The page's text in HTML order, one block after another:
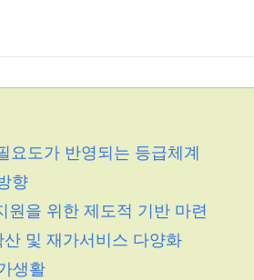
요도가 반영되는 등급체계
향
원을 위한 제도적 기반 마련
및 재가서비스 다양화
생활